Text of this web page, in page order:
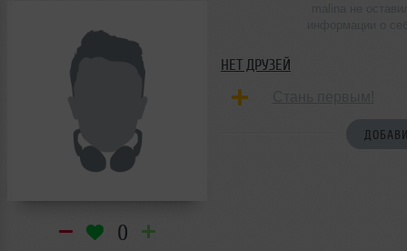
0
НЕТ ДРУЗЕЙ